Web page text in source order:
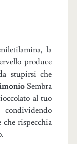
la
produce
stupirsi che
Sembra
al tuo
che rispecchia